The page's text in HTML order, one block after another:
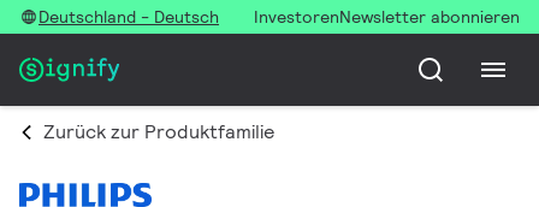
Deutschland - Deutsch InvestorenNewsletter abonnieren
Zurück zur Produktfamilie